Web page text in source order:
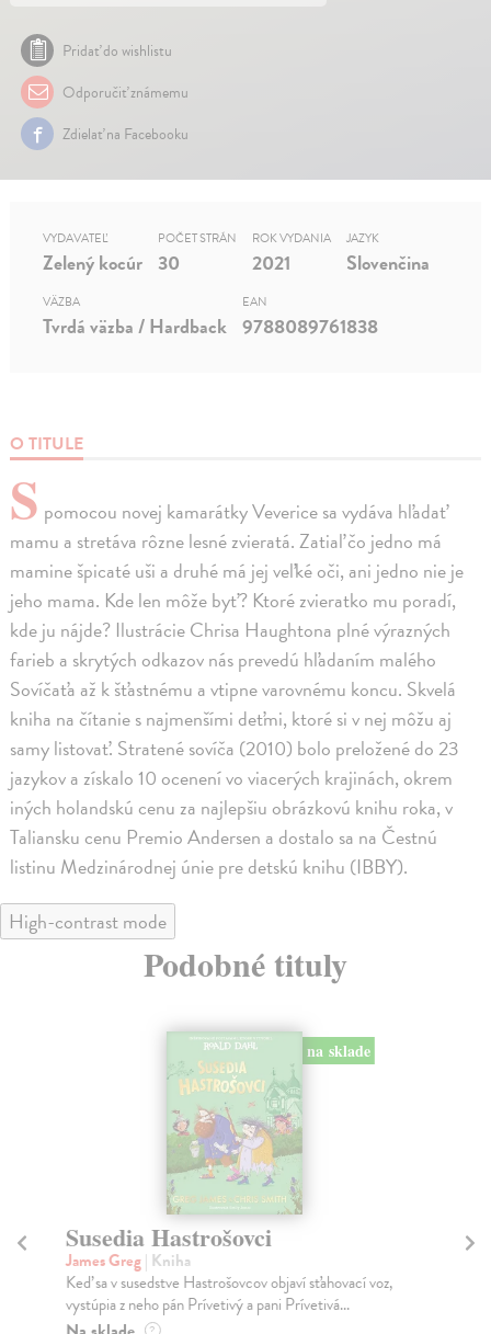
Pridať do wishlistu
Odporučiť známemu
Zdielať na Facebooku
O TITULE
S pomocou novej kamarátky Veverice sa vydáva hľadať
mamu a stretáva rôzne lesné zvieratá. Zatiaľ čo jedno má
mamine špicaté uši a druhé má jej veľké oči, ani jedno nie je
jeho mama. Kde len môže byť? Ktoré zvieratko mu poradí,
kde ju nájde? Ilustrácie Chrisa Haughtona plné výrazných
farieb a skrytých odkazov nás prevedú hľadaním malého
Sovíčaťa až k šťastnému a vtipne varovnému koncu. Skvelá
kniha na čítanie s najmenšími deťmi, ktoré si v nej môžu aj
samy listovať. Stratené sovíča (2010) bolo preložené do 23
jazykov a získalo 10 ocenení vo viacerých krajinách, okrem
iných holandskú cenu za najlepšiu obrázkovú knihu roka, v
Taliansku cenu Premio Andersen a dostalo sa na Čestnú
listinu Medzinárodnej únie pre detskú knihu (IBBY).
VYDAVATEĽ
Zelený kocúr
POČET STRÁN
30
ROK VYDANIA
2021
JAZYK
Slovenčina
VÄZBA
Tvrdá väzba / Hardback
EAN
9788089761838
High-contrast mode
Podobné tituly
na sklade
Susedia Hastrošovci
James Greg| Kniha
Keď sa v susedstve Hastrošovcov objaví sťahovací voz,
vystúpia z neho pán Prívetivý a pani Prívetivá...